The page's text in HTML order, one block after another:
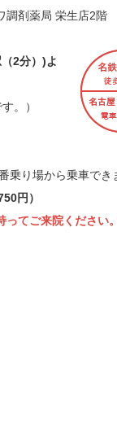
調剤薬局 栄生店2階
2分）)よ
。）
り場から乗車でき
円）
ってご来院ください